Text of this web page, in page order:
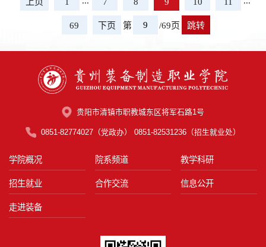
场，共赴青春体育盛会。开幕式由孔杰副
院长主持。孔杰副院长主持开幕式伴随着
校旗护卫队、会旗护卫队迈着铿锵有力的
上页 1 7 8 9 10 11
69 下页 第 /69页 跳转
贵阳市清镇市职教城东区将军石路1号
0851-82774027（党政办） 0851-82531236（招生就业处）
学院概况 院系频道 教学科研
招生就业 合作交流 信息公开
走进装备